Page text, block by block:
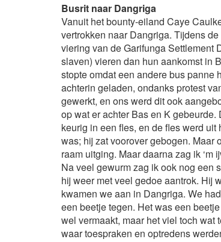
Busrit naar Dangriga
Vanuit het bounty-eiland Caye
vertrokken naar Dangriga. Tijdens
viering van de Garifunga Settlement
slaven) vieren dan hun aankomst in
stopte omdat een andere bus panne
achterin geladen, ondanks protest
gewerkt, en ons werd dit ook
op wat er achter Bas en K
keurig in een fles, en de fles werd
was; hij zat voorover gebogen. Maar
raam uitging. Maar daarna zag ik
Na veel gewurm zag ik ook nog een
hij weer met veel gedoe aantrok. Hij
kwamen we aan in Dangriga. We
een beetje tegen. Het was een
wel vermaakt, maar het viel toch wat
waar toespraken en optredens